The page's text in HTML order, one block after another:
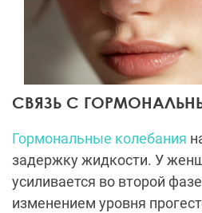
СВЯЗЬ С
Гормональные колебания
задержку жидкости. У
усиливается во второй
изменением уровня